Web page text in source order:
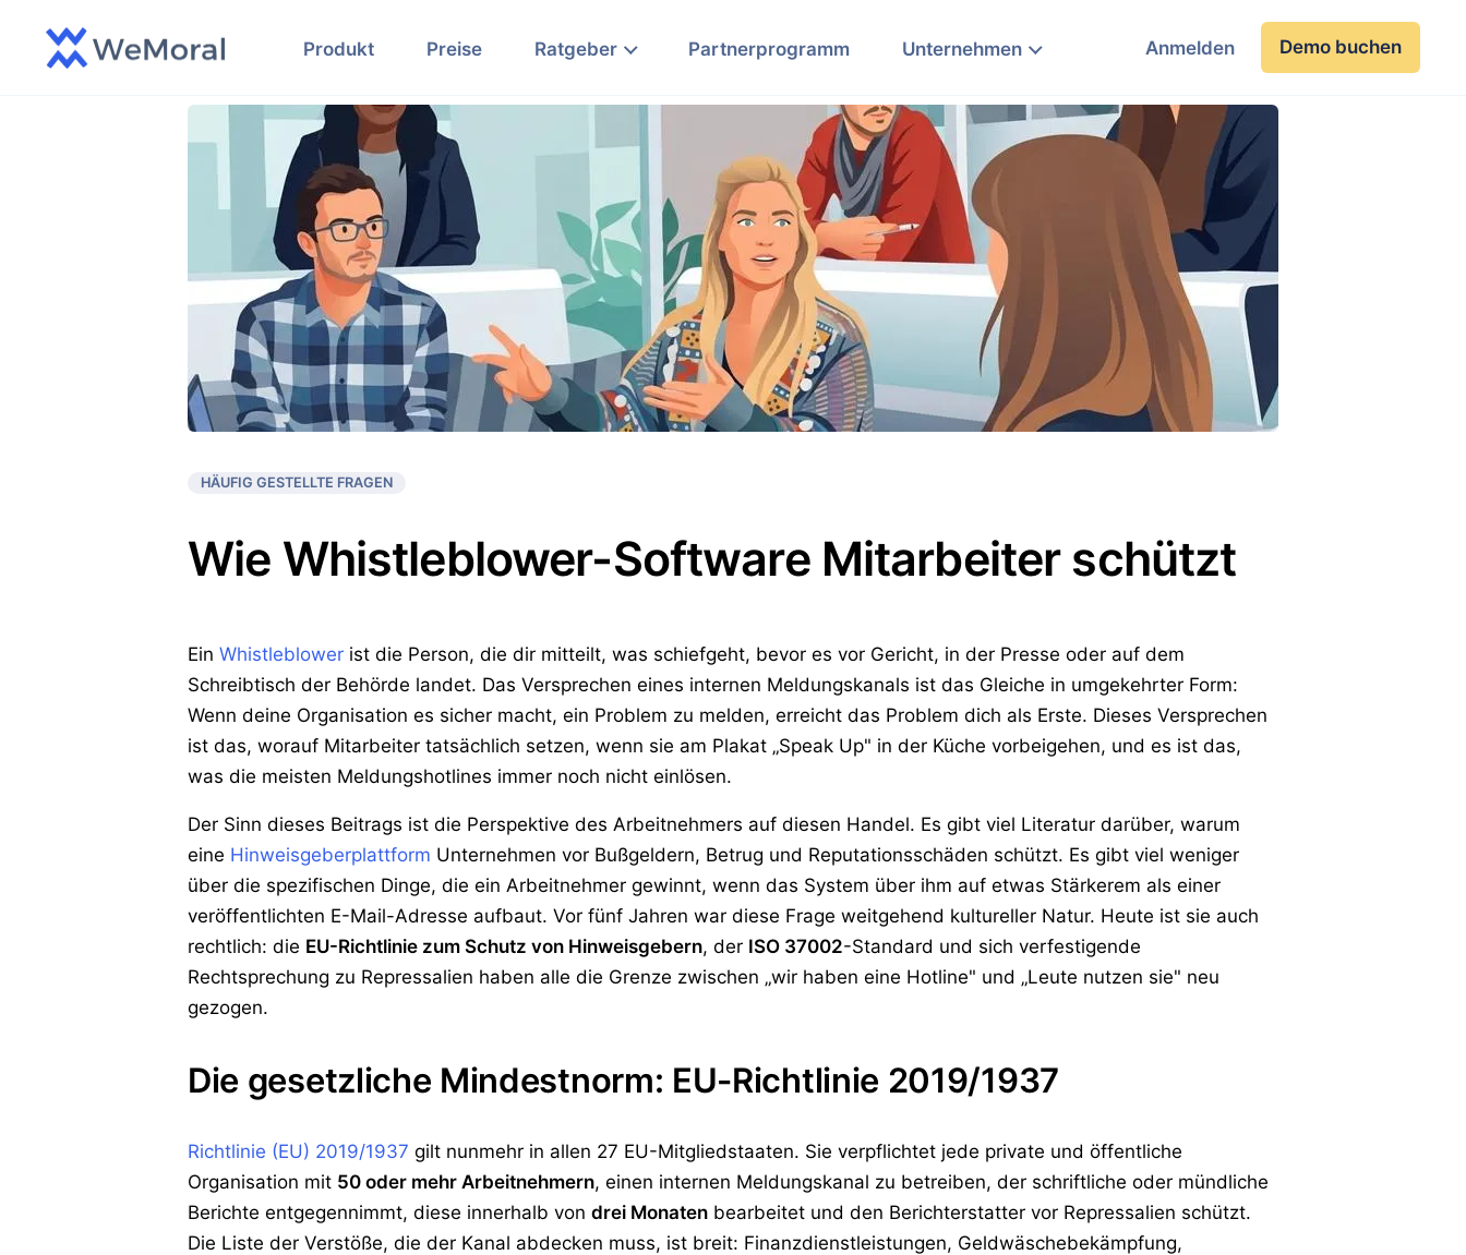
Produkt Preise Ratgeber Partnerprogramm Unternehmen Anmelden Demo buchen
HÄUFIG GESTELLTE FRAGEN
Wie Whistleblower-Software Mitarbeiter schützt
Ein Whistleblower ist die Person, die dir mitteilt, was schiefgeht, bevor es vor Gericht, in der Presse oder auf dem
Schreibtisch der Behörde landet. Das Versprechen eines internen Meldungskanals ist das Gleiche in umgekehrter Form:
Wenn deine Organisation es sicher macht, ein Problem zu melden, erreicht das Problem dich als Erste. Dieses Versprechen
ist das, worauf Mitarbeiter tatsächlich setzen, wenn sie am Plakat „Speak Up" in der Küche vorbeigehen, und es ist das,
was die meisten Meldungshotlines immer noch nicht einlösen.
Der Sinn dieses Beitrags ist die Perspektive des Arbeitnehmers auf diesen Handel. Es gibt viel Literatur darüber, warum
eine Hinweisgeberplattform Unternehmen vor Bußgeldern, Betrug und Reputationsschäden schützt. Es gibt viel weniger
über die spezifischen Dinge, die ein Arbeitnehmer gewinnt, wenn das System über ihm auf etwas Stärkerem als einer
veröffentlichten E-Mail-Adresse aufbaut. Vor fünf Jahren war diese Frage weitgehend kultureller Natur. Heute ist sie auch
rechtlich: die EU-Richtlinie zum Schutz von Hinweisgebern, der ISO 37002-Standard und sich verfestigende
Rechtsprechung zu Repressalien haben alle die Grenze zwischen „wir haben eine Hotline" und „Leute nutzen sie" neu
gezogen.
Die gesetzliche Mindestnorm: EU-Richtlinie 2019/1937
Richtlinie (EU) 2019/1937 gilt nunmehr in allen 27 EU-Mitgliedstaaten. Sie verpflichtet jede private und öffentliche
Organisation mit 50 oder mehr Arbeitnehmern, einen internen Meldungskanal zu betreiben, der schriftliche oder mündliche
Berichte entgegennimmt, diese innerhalb von drei Monaten bearbeitet und den Berichterstatter vor Repressalien schützt.
Die Liste der Verstöße, die der Kanal abdecken muss, ist breit: Finanzdienstleistungen, Geldwäschebekämpfung,